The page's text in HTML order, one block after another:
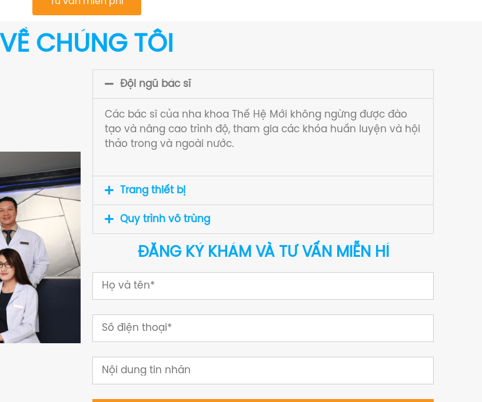
VỀ CHÚNG TÔI
Đội ngũ bác sĩ
Các bác sĩ của nha khoa Thế Hệ Mới không ngừng được đào
tạo và nâng cao trình độ, tham gia các khóa huấn luyện và hội
thảo trong và ngoài nước.
Trang thiết bị
Quy trình vô trùng
ĐĂNG KÝ KHÁM VÀ TƯ VẤN MIỄN HÍ